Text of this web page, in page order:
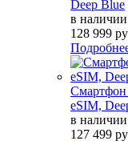
Deep Blue
в наличии
128 999
Смартфон
eSIM,
в наличии
127 499